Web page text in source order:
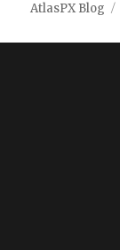
AtlasPX Blog